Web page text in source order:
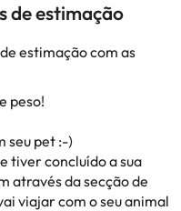
de estimação
estimação com as
peso!
seu pet :-)
tiver concluído a sua
através da secção de
viajar com o seu animal